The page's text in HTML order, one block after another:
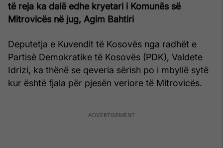
të reja ka dalë edhe kryetari i Komunës së
Mitrovicës në jug, Agim Bahtiri
Deputetja e Kuvendit të Kosovës nga radhët e
Partisë Demokratike të Kosovës (PDK), Valdete
Idrizi, ka thënë se qeveria sërish po i mbyllë sytë
kur është fjala për pjesën veriore të Mitrovicës.